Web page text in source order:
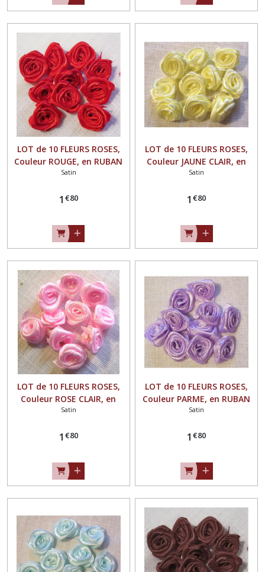
LOT de 10 FLEURS ROSES,
Couleur ROUGE, en RUBAN
SATIN ** 15 mm ** à
Satin
1 €80
LOT de 10 FLEURS ROSES,
Couleur JAUNE CLAIR, en
RUBAN SATIN ** 15 mm **
Satin
1 €80
LOT de 10 FLEURS ROSES,
Couleur ROSE CLAIR, en
RUBAN SATIN ** 15 mm **
Satin
1 €80
LOT de 10 FLEURS ROSES,
Couleur PARME, en RUBAN
SATIN ** 15 mm ** à
Satin
1 €80